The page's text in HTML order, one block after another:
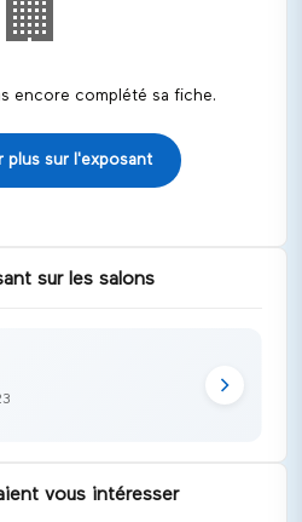
🏢
encore complété sa fiche.
plus sur l'exposant
sur les salons
vous intéresser